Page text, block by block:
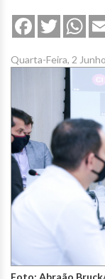
FacebookTwitter
Quarta-Feira, 2
Foto: Abraão